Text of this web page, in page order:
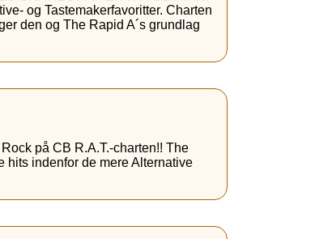
og Tastemakerfavoritter. Charten
den og The Rapid A´s grundlag
på CB R.A.T.-charten!! The
hits indenfor de mere Alternative